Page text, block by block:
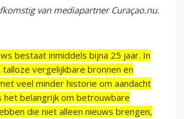
van mediapartner Curaçao.nu.
bestaat inmiddels bijna 25 jaar. In
vergelijkbare bronnen en
veel minder historie om aandacht
het belangrijk om betrouwbare
die niet alleen nieuws brengen,